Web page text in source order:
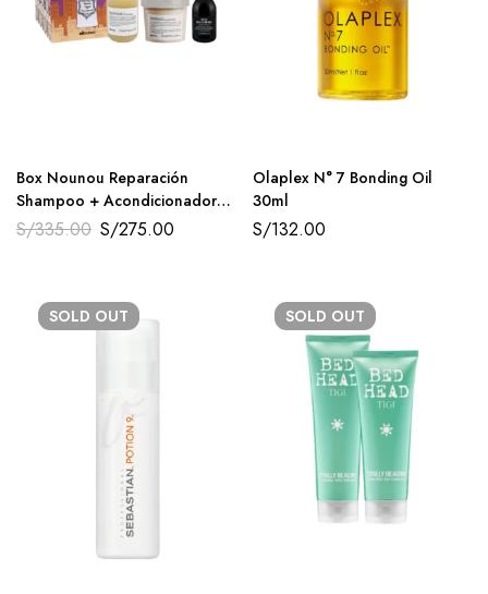
Box Nounou Reparación
Shampoo + Acondicionador
250ml + All in One Milk 135ml
S/335.00 S/275.00
Olaplex N° 7 Bonding Oil
30ml
S/132.00
SOLD OUT SOLD OUT